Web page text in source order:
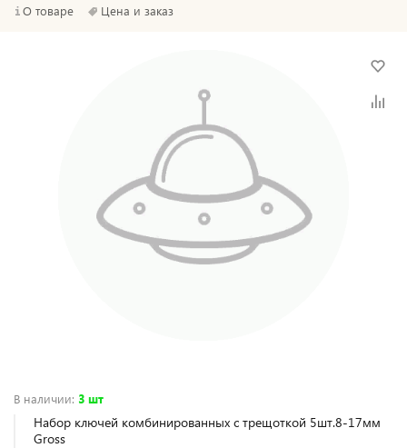
О товаре Цена и заказ
В наличии: 3 шт
Набор ключей комбинированных с трещоткой 5шт.8-17мм
Gross